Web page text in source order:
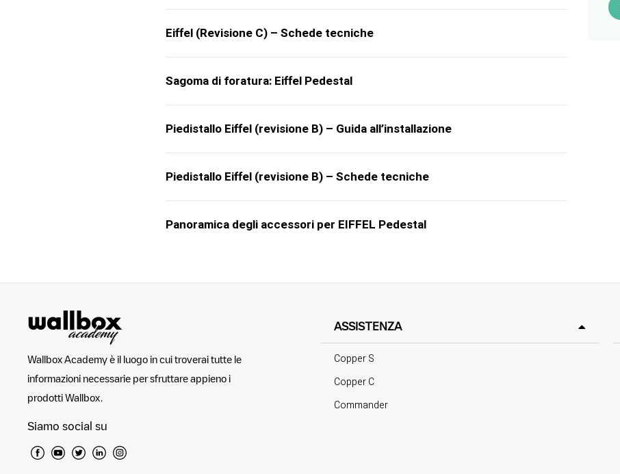
Eiffel (Revisione C) – Schede tecniche
Sagoma di foratura: Eiffel Pedestal
Piedistallo Eiffel (revisione B) – Guida all’installazione
Piedistallo Eiffel (revisione B) – Schede tecniche
Panoramica degli accessori per EIFFEL Pedestal
Wallbox Academy è il luogo in cui troverai tutte le
informazioni necessarie per sfruttare appieno i
prodotti Wallbox.
Siamo social su
ASSISTENZA
Copper S
Copper C
Commander